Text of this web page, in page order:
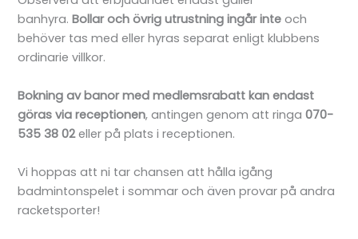
banhyra.Bollar och övrig utrustning ingår inte och
behöver tas med eller hyras separat enligt klubbens
ordinarie villkor.
Bokning av banor med medlemsrabatt kan endast
göras via receptionen, antingen genom att ringa070-
535 38 02eller på plats i receptionen.
Vi hoppas att ni tar chansen att hålla igång
badmintonspelet i sommar och även provar på andra
racketsporter!